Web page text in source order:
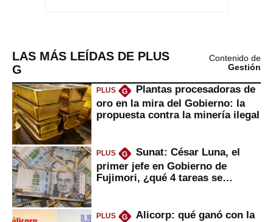
LAS MÁS LEÍDAS DE PLUS
G
Contenido de
Gestión
PLUS G
Plantas procesadoras de
oro en la mira del Gobierno: la
propuesta contra la minería ilegal
PLUS G
Sunat: César Luna, el
primer jefe en Gobierno de
Fujimori, ¿qué 4 tareas se
PLUS G
Alicorp: qué ganó con la